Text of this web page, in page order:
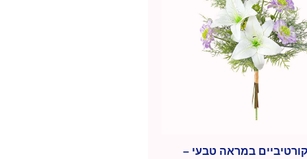
במראה טבעי –